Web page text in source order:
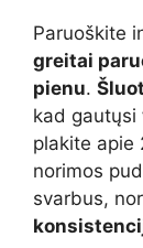
Paruoškite
greitai
pienu.
kad gautųsi
plakite apie
norimos
svarbus,